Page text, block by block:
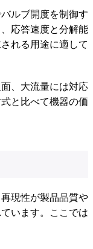
ルブ開度を制御す
応答速度と分解能
れる用途に適して
、大流量には対応
と比べて機器の価
現性が製品品質や
います。ここでは